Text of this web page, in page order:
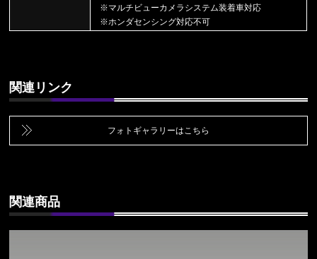
※マルチビューカメラシステム装着車対応
※ホンダセンシング対応不可
関連リンク
フォトギャラリーはこちら
関連商品